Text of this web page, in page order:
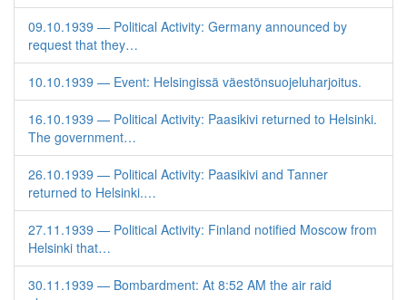
09.10.1939 — Political Activity: Germany announced by
request that they…
10.10.1939 — Event: Helsingissä väestönsuojeluharjoitus.
16.10.1939 — Political Activity: Paasikivi returned to Helsinki.
The government…
26.10.1939 — Political Activity: Paasikivi and Tanner
returned to Helsinki.…
27.11.1939 — Political Activity: Finland notified Moscow from
Helsinki that…
30.11.1939 — Bombardment: At 8:52 AM the air raid